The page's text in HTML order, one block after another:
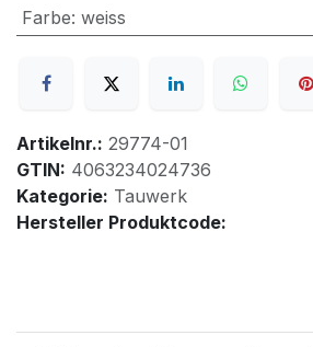
Farbe: weiss
Artikelnr.: 29774-01
GTIN: 4063234024736
Kategorie: Tauwerk
Hersteller Produktcode: